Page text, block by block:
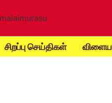
சிறப்பு செய்திகள்